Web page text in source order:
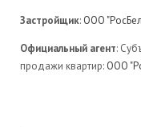
Застройщик: ООО
Официальный агент:
продажи квартир: ООО